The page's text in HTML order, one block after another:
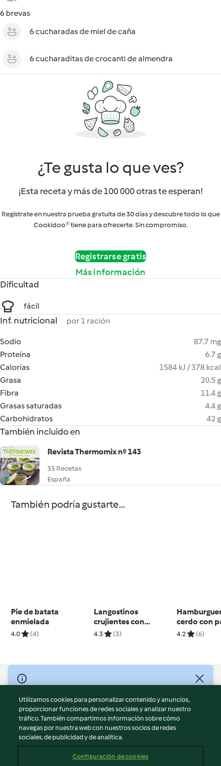
6 brevas
6 cucharadas de miel de caña
6 cucharaditas de crocanti de almendra
¿Te gusta lo que ves?
¡Esta receta y más de 100 000 otras te esperan!
Regístrate en nuestra prueba gratuita de 30 días y descubre todo lo que
Cookidoo® tiene para ofrecerte. Sin compromiso.
Registrarse gratis
Más información
Dificultad
fácil
Inf. nutricional por 1 ración
Sodio
87.7 mg
Proteína
6.7 g
Calorías
1584 kJ / 378 kcal
Grasa
20.5 g
Fibra
11.4 g
Grasas saturadas
4.4 g
Carbohidratos
42 g
También incluido en
Revista Thermomix nº 143
35 Recetas
España
También podría gustarte...
Pie de batata
enmielada
4.0 (4)
Langostinos
crujientes con
mayonesa de
4.3 (3)
cerdo con
vapor
4.2 (6)
© Copyright 2026
Términos de uso
Política de privacidad
Aviso legal
Información legal
Utilizamos cookies para personalizar contenido y anuncios,
proporcionar funciones de redes sociales y analizar nuestro
tráfico. También compartimos información sobre cómo
navegas por nuestra web con nuestros socios de redes
sociales, de publicidad y de analítica.
Configuración de cookies